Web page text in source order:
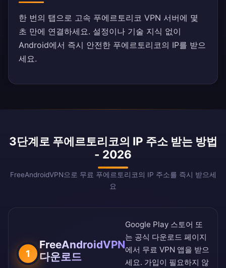
한 번의 탭으로 고속 푸에르토리코 VPN 서버에 몇
초 만에 연결하세요. 설정이나 기술 지식 없이
Android에서 즉시 안전한 푸에르토리코의 IP를 받으
세요.
3단계로 푸에르토리코의 IP 주소 받는 방법
- 2026
FreeAndroidVPN으로 무료 푸에르토리코의 IP 주소를 즉시 받으세
요
1
FreeAndroidVPN
다운로드
Google Play 스토어 또
는 공식 다운로드 페이지
에서 무료 VPN 앱을 받으
세요. 가입이 필요하지 않